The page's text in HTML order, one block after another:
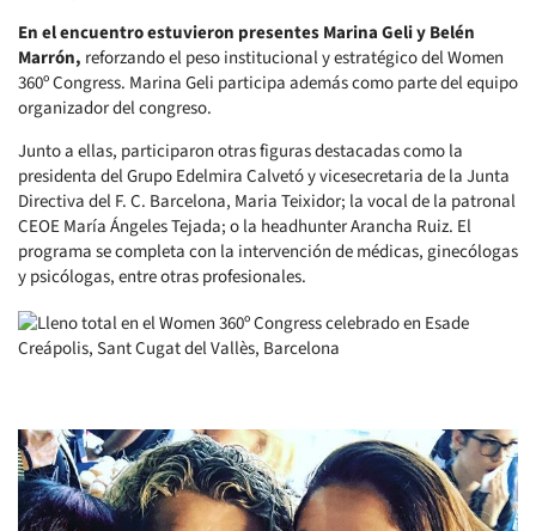
En el encuentro estuvieron presentes Marina Geli y Belén
Marrón, reforzando el peso institucional y estratégico del Women
360º Congress. Marina Geli participa además como parte del equipo
organizador del congreso.
Junto a ellas, participaron otras figuras destacadas como la
presidenta del Grupo Edelmira Calvetó y vicesecretaria de la Junta
Directiva del F. C. Barcelona, Maria Teixidor; la vocal de la patronal
CEOE María Ángeles Tejada; o la headhunter Arancha Ruiz. El
programa se completa con la intervención de médicas, ginecólogas
y psicólogas, entre otras profesionales.